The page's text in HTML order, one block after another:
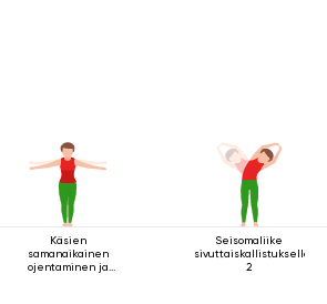
Käsien
samanaikainen
ojentaminen ja
Seisomaliike
sivuttaiskallistuksella
2